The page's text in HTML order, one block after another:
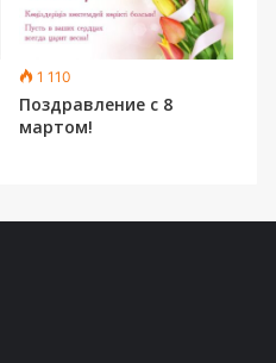
1 110
Поздравление с 8
мартом!